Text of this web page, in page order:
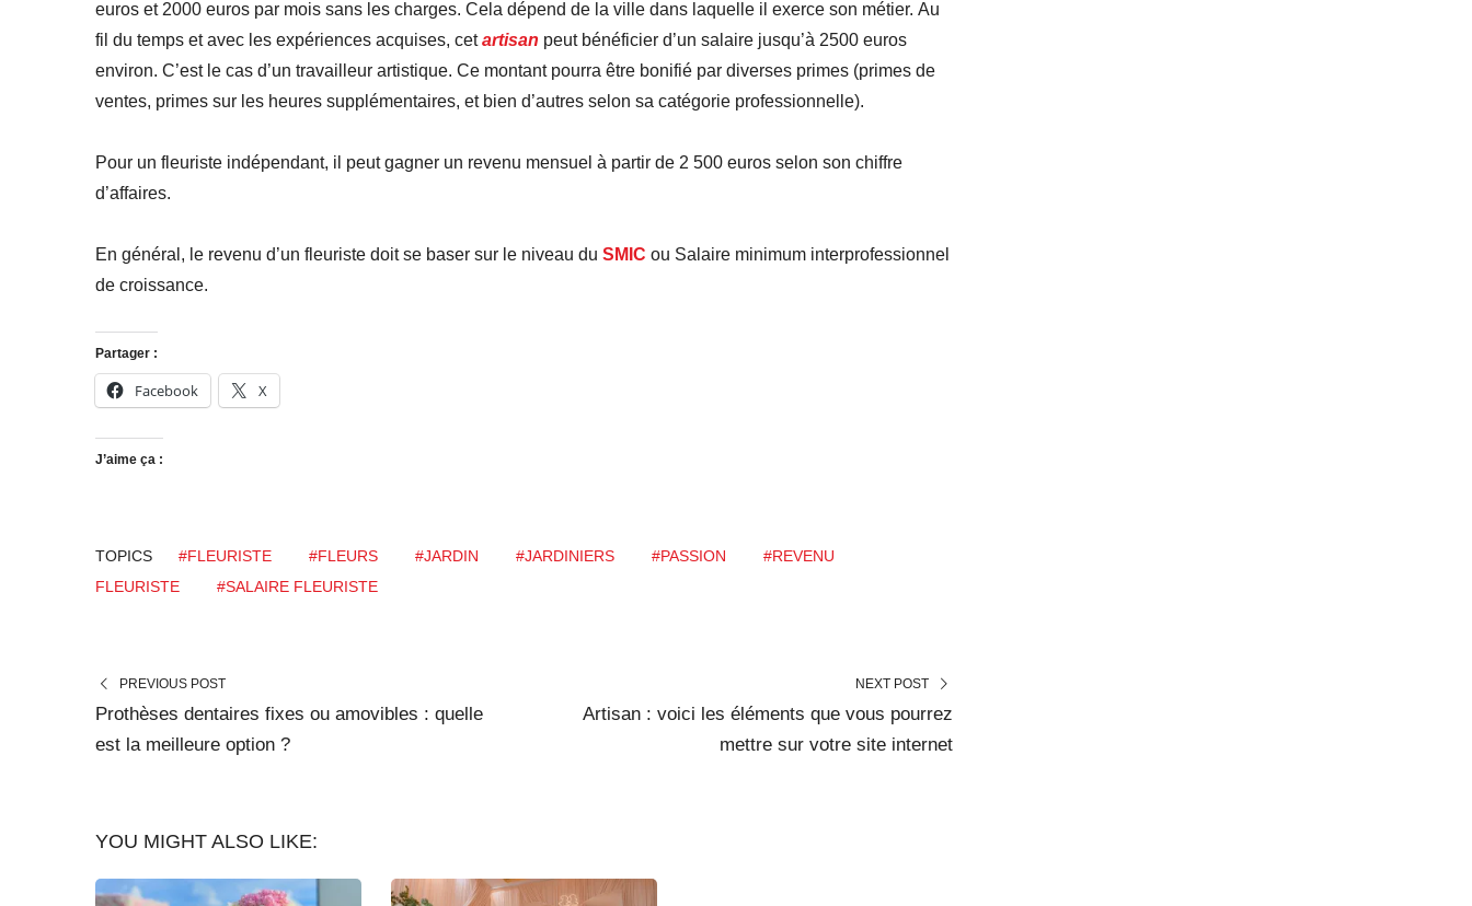
euros et 2000 euros par mois sans les charges. Cela dépend de la ville dans laquelle il exerce son métier. Au
fil du temps et avec les expériences acquises, cetartisan peut bénéficier d’un salaire jusqu’à 2500 euros
environ. C’est le cas d’un travailleur artistique. Ce montant pourra être bonifié par diverses primes (primes de
ventes, primes sur les heures supplémentaires, et bien d’autres selon sa catégorie professionnelle).
Pour un fleuriste indépendant, il peut gagner un revenu mensuel à partir de 2 500 euros selon son chiffre
d’affaires.
En général, le revenu d’un fleuriste doit se baser sur le niveau du SMIC ou Salaire minimum interprofessionnel
de croissance.
Partager :
Facebook X
J’aime ça :
TOPICS #FLEURISTE #FLEURS #JARDIN #JARDINIERS #PASSION
#REVENU
FLEURISTE
#SALAIRE FLEURISTE
PREVIOUS POST
Prothèses dentaires fixes ou amovibles : quelle
est la meilleure option ?
NEXT POST
Artisan : voici les éléments que vous pourrez
mettre sur votre site internet
YOU MIGHT ALSO LIKE: